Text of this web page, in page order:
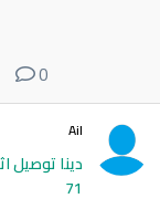
0
Ail
71